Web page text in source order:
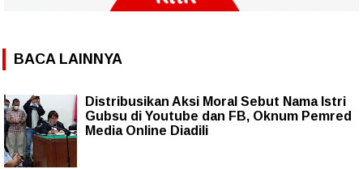
BACA LAINNYA
Distribusikan Aksi Moral Sebut Nama Istri
Gubsu di Youtube dan FB, Oknum Pemred
Media Online Diadili